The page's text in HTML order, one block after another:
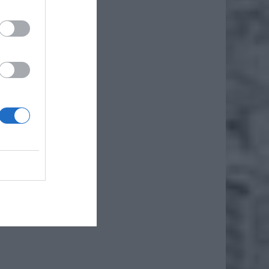
czyli
zł za
za